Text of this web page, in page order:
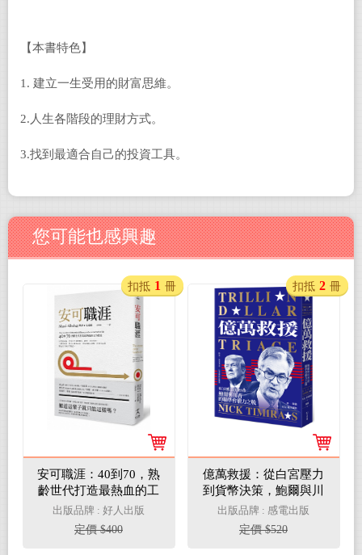
【本書特色】
1. 建立一生受用的財富思維。
2.人生各階段的理財方式。
3.找到最適合自己的投資工具。
您可能也感興趣
安可職涯：40到70，熟
齡世代打造最熱血的工
作指南
出版品牌 : 好人出版
定價 $400
扣抵 1 冊
億萬救援：從白宮壓力
到貨幣決策，鮑爾與川
普的聯準會權力之戰
（全新修訂版）
出版品牌 : 感電出版
定價 $520
扣抵 2 冊